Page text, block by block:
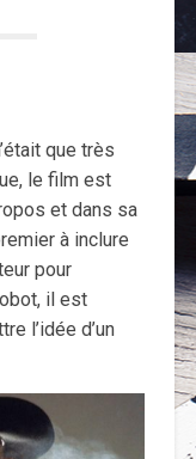
que très
le film est
et dans sa
à inclure
pour
il est
l’idée d’un